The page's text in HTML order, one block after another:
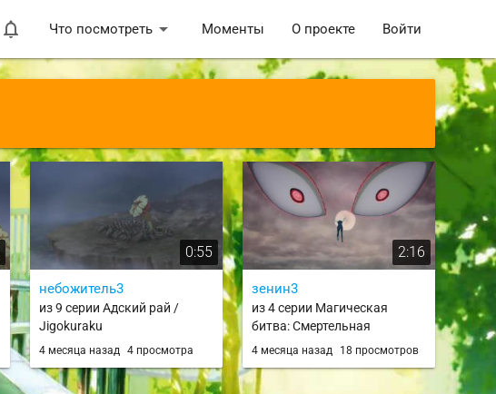
notifications_none Что посмотретьarrow_drop_down Моменты О проекте Войти
0:55
небожитель3
из 9 серии Адский рай /
Jigokuraku
4 месяца назад 4 просмотра
2:16
зенин3
из 4 серии Магическая
битва: Смертельная
миграция / Jujutsu Kaisen:
4 месяца назад 18 просмотров